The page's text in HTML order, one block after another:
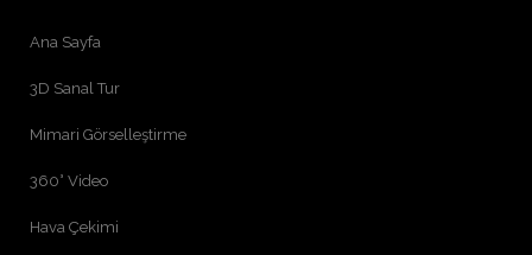
Ana Sayfa
3D Sanal Tur
Mimari Görselleştirme
360° Video
Hava Çekimi